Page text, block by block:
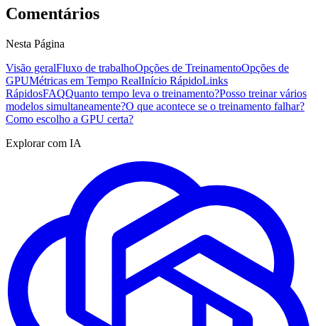
Comentários
Nesta Página
Visão geralFluxo de trabalhoOpções de TreinamentoOpções de
GPUMétricas em Tempo RealInício RápidoLinks
RápidosFAQQuanto tempo leva o treinamento?Posso treinar vários
modelos simultaneamente?O que acontece se o treinamento falhar?
Como escolho a GPU certa?
Explorar com IA